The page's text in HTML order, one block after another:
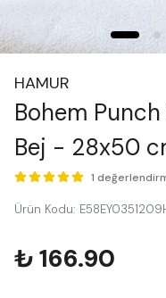
HAMUR
Bohem Punch
Bej - 28x50
1
Ürün Kodu:
₺ 166.90